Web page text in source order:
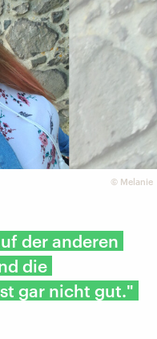
© Melanie
der anderen
die
gar nicht gut."